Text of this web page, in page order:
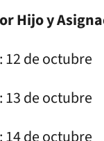
Hijo y
de octubre
de octubre